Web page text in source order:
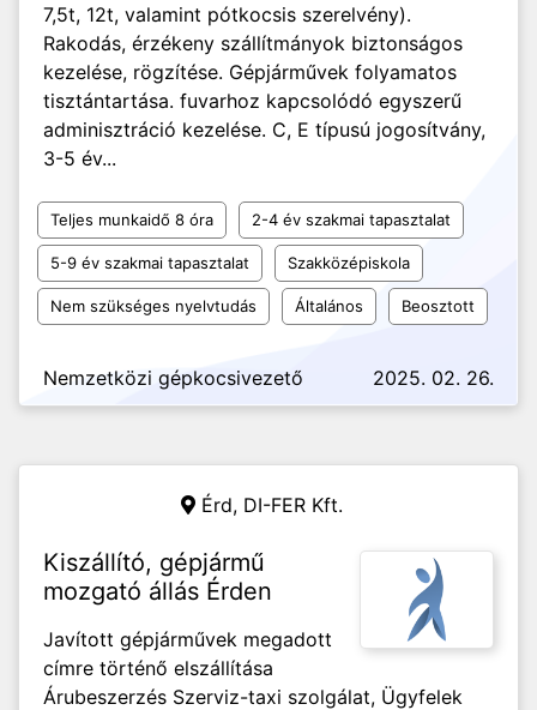
7,5t, 12t, valamint pótkocsis szerelvény).
Rakodás, érzékeny szállítmányok biztonságos
kezelése, rögzítése. Gépjárművek folyamatos
tisztántartása. fuvarhoz kapcsolódó egyszerű
adminisztráció kezelése. C, E típusú jogosítvány,
3-5 év...
Teljes munkaidő 8 óra 2-4 év szakmai tapasztalat
5-9 év szakmai tapasztalat Szakközépiskola
Nem szükséges nyelvtudás Általános Beosztott
Nemzetközi gépkocsivezető 2025. 02. 26.
Érd, DI-FER Kft.
Kiszállító, gépjármű
mozgató állás Érden
Javított gépjárművek megadott
címre történő elszállítása
Árubeszerzés Szerviz-taxi szolgálat, Ügyfelek